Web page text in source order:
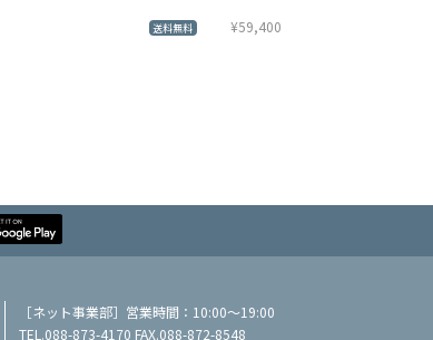
送料無料 ¥59,400
［ネット事業部］営業時間：10:00～19:00
TEL.088-873-4170 FAX.088-872-8548